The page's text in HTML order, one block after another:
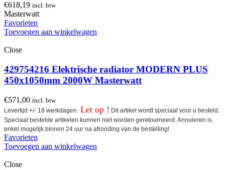
€618,19 incl. btw
Masterwatt
Favorieten
Toevoegen aan winkelwagen
Close
429754216 Elektrische radiator MODERN PLUS
450x1050mm 2000W Masterwatt
€571,00 incl. btw
Levertijd +/- 18 werkdagen. Let op ! Dit artikel wordt speciaal voor u besteld.
Speciaal bestelde artikelen kunnen niet worden geretourneerd. Annuleren is
enkel mogelijk binnen 24 uur na afronding van de bestelling!
Favorieten
Toevoegen aan winkelwagen
Close